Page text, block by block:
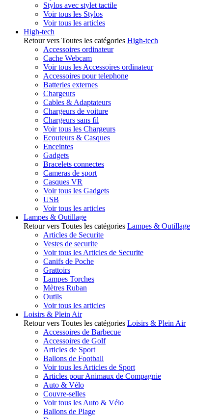
Stylos avec stylet tactile
Voir tous les Stylos
Voir tous les articles
High-tech
Retour vers Toutes les catégories High-tech
Accessoires ordinateur
Cache Webcam
Voir tous les Accessoires ordinateur
Accessoires pour telephone
Batteries externes
Chargeurs
Cables & Adaptateurs
Chargeurs de voiture
Chargeurs sans fil
Voir tous les Chargeurs
Ecouteurs & Casques
Enceintes
Gadgets
Bracelets connectes
Cameras de sport
Casques VR
Voir tous les Gadgets
USB
Voir tous les articles
Lampes & Outillage
Retour vers Toutes les catégories Lampes & Outillage
Articles de Securite
Vestes de securite
Voir tous les Articles de Securite
Canifs de Poche
Grattoirs
Lampes Torches
Mètres Ruban
Outils
Voir tous les articles
Loisirs & Plein Air
Retour vers Toutes les catégories Loisirs & Plein Air
Accessoires de Barbecue
Accessoires de Golf
Articles de Sport
Ballons de Football
Voir tous les Articles de Sport
Articles pour Animaux de Compagnie
Auto & Vélo
Couvre-selles
Voir tous les Auto & Vélo
Ballons de Plage